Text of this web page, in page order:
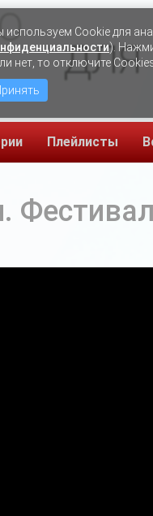
ДЛЯ
Плейлисты
используем Сookie для
).
нет, то отключите